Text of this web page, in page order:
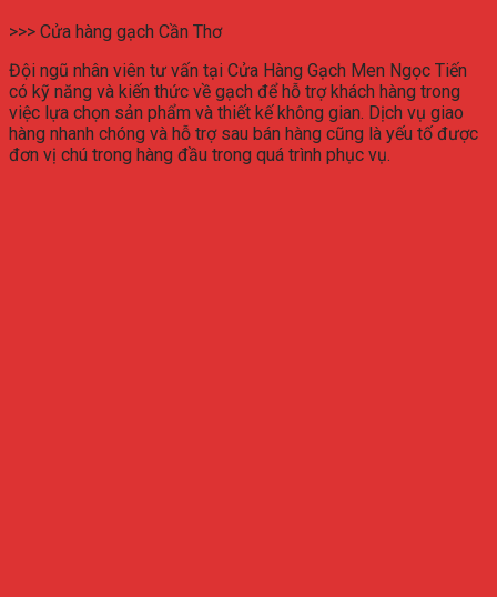
>>> Cửa hàng gạch Cần Thơ
Đội ngũ nhân viên tư vấn tại Cửa Hàng Gạch Men Ngọc Tiến
có kỹ năng và kiến thức về gạch để hỗ trợ khách hàng trong
việc lựa chọn sản phẩm và thiết kế không gian. Dịch vụ giao
hàng nhanh chóng và hỗ trợ sau bán hàng cũng là yếu tố được
đơn vị chú trong hàng đầu trong quá trình phục vụ.